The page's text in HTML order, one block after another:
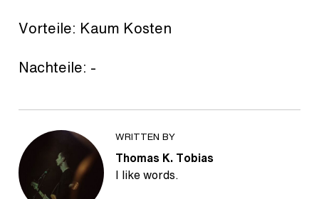
Vorteile: Kaum Kosten
Nachteile: -
WRITTEN BY
Thomas K. Tobias
I like words.